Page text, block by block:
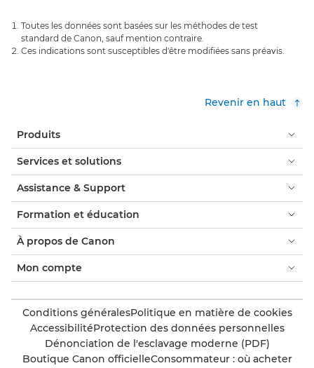
Toutes les données sont basées sur les méthodes de test
standard de Canon, sauf mention contraire.
Ces indications sont susceptibles d'être modifiées sans préavis.
Revenir en haut
Produits
Services et solutions
Assistance & Support
Formation et éducation
À propos de Canon
Mon compte
Conditions généralesPolitique en matière de cookies
AccessibilitéProtection des données personnelles
Dénonciation de l'esclavage moderne (PDF)
Boutique Canon officielleConsommateur : où acheter